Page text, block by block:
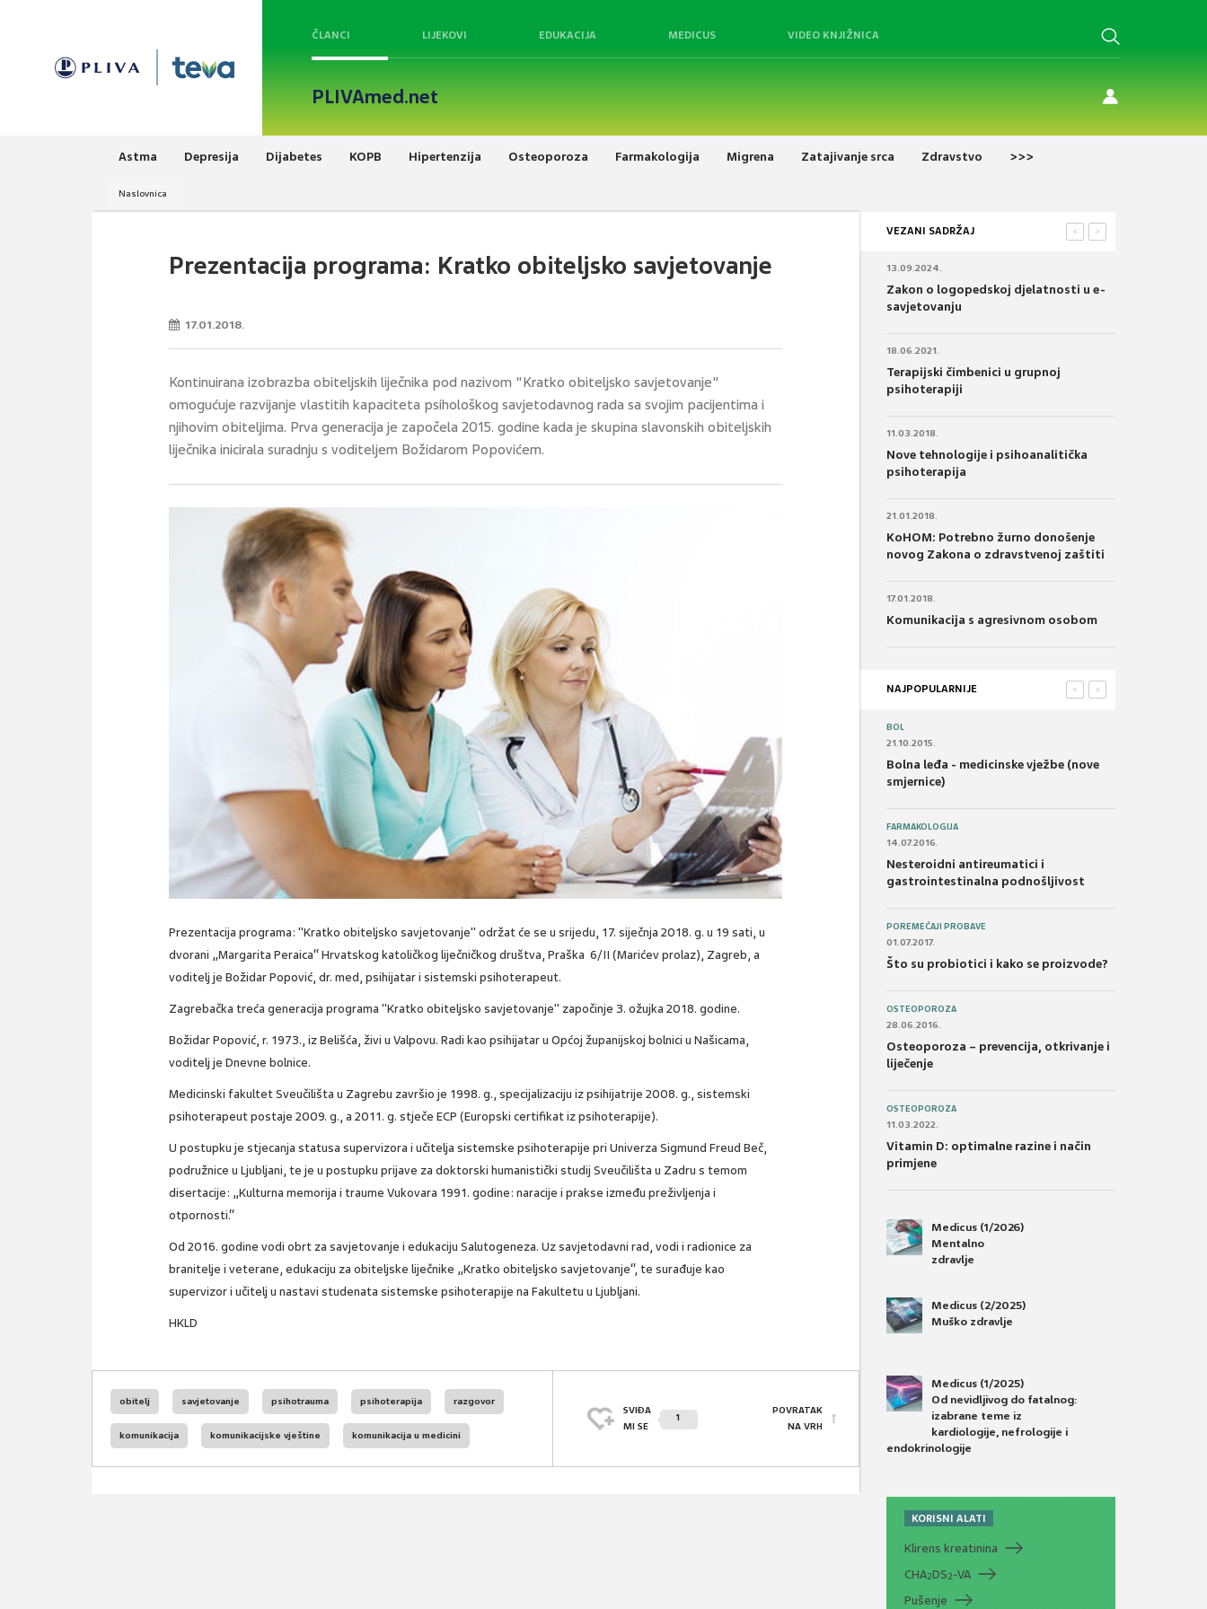
ČLANCI LIJEKOVI EDUKACIJA MEDICUS VIDEO KNJIŽNICA
PLIVAmed.net
Astma Depresija Dijabetes KOPB Hipertenzija Osteoporoza Farmakologija Migrena Zatajivanje srca Zdravstvo >>>
Naslovnica
Prezentacija programa: Kratko obiteljsko savjetovanje
17.01.2018.
Kontinuirana izobrazba obiteljskih liječnika pod nazivom "Kratko obiteljsko savjetovanje"
omogućuje razvijanje vlastitih kapaciteta psihološkog savjetodavnog rada sa svojim pacijentima i
njihovim obiteljima. Prva generacija je započela 2015. godine kada je skupina slavonskih obiteljskih
liječnika inicirala suradnju s voditeljem Božidarom Popovićem.
Prezentacija programa: "Kratko obiteljsko savjetovanje" održat će se u srijedu, 17. siječnja 2018. g. u 19 sati, u
dvorani „Margarita Peraica“ Hrvatskog katoličkog liječničkog društva, Praška 6/II (Marićev prolaz), Zagreb, a
voditelj je Božidar Popović, dr. med, psihijatar i sistemski psihoterapeut.
Zagrebačka treća generacija programa "Kratko obiteljsko savjetovanje" započinje 3. ožujka 2018. godine.
Božidar Popović, r. 1973., iz Belišća, živi u Valpovu. Radi kao psihijatar u Općoj županijskoj bolnici u Našicama,
voditelj je Dnevne bolnice.
Medicinski fakultet Sveučilišta u Zagrebu završio je 1998. g., specijalizaciju iz psihijatrije 2008. g., sistemski
psihoterapeut postaje 2009. g., a 2011. g. stječe ECP (Europski certifikat iz psihoterapije).
U postupku je stjecanja statusa supervizora i učitelja sistemske psihoterapije pri Univerza Sigmund Freud Beč,
podružnice u Ljubljani, te je u postupku prijave za doktorski humanistički studij Sveučilišta u Zadru s temom
disertacije: „Kulturna memorija i traume Vukovara 1991. godine: naracije i prakse između preživljenja i
otpornosti.“
Od 2016. godine vodi obrt za savjetovanje i edukaciju Salutogeneza. Uz savjetodavni rad, vodi i radionice za
branitelje i veterane, edukaciju za obiteljske liječnike „Kratko obiteljsko savjetovanje“, te surađuje kao
supervizor i učitelj u nastavi studenata sistemske psihoterapije na Fakultetu u Ljubljani.
HKLD
obitelj savjetovanje psihotrauma psihoterapija razgovor
komunikacija komunikacijske vještine komunikacija u medicini
SVIĐA
MI SE
1
POVRATAK
NA VRH
VEZANI SADRŽAJ >
<
13.09.2024.
Zakon o logopedskoj djelatnosti u e-
savjetovanju
18.06.2021.
Terapijski čimbenici u grupnoj
psihoterapiji
11.03.2018.
Nove tehnologije i psihoanalitička
psihoterapija
21.01.2018.
KoHOM: Potrebno žurno donošenje
novog Zakona o zdravstvenoj zaštiti
17.01.2018.
Komunikacija s agresivnom osobom
NAJPOPULARNIJE >
<
BOL
21.10.2015.
Bolna leđa - medicinske vježbe (nove
smjernice)
FARMAKOLOGIJA
14.07.2016.
Nesteroidni antireumatici i
gastrointestinalna podnošljivost
POREMEĆAJI PROBAVE
01.07.2017.
Što su probiotici i kako se proizvode?
OSTEOPOROZA
28.06.2016.
Osteoporoza – prevencija, otkrivanje i
liječenje
OSTEOPOROZA
11.03.2022.
Vitamin D: optimalne razine i način
primjene
Medicus (1/2026)
Mentalno
zdravlje
Medicus (2/2025)
Muško zdravlje
Medicus (1/2025)
Od nevidljivog do fatalnog:
izabrane teme iz
kardiologije, nefrologije i
endokrinologije
KORISNI ALATI
Klirens kreatinina
CHA2DS2-VA
Pušenje